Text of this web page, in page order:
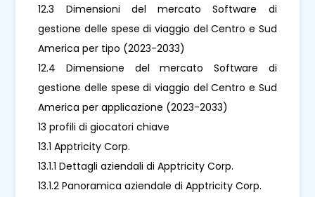
12.3 Dimensioni del mercato Software di
gestione delle spese di viaggio del Centro e Sud
America per tipo (2023-2033)
12.4 Dimensione del mercato Software di
gestione delle spese di viaggio del Centro e Sud
America per applicazione (2023-2033)
13 profili di giocatori chiave
13.1 Apptricity Corp.
13.1.1 Dettagli aziendali di Apptricity Corp.
13.1.2 Panoramica aziendale di Apptricity Corp.